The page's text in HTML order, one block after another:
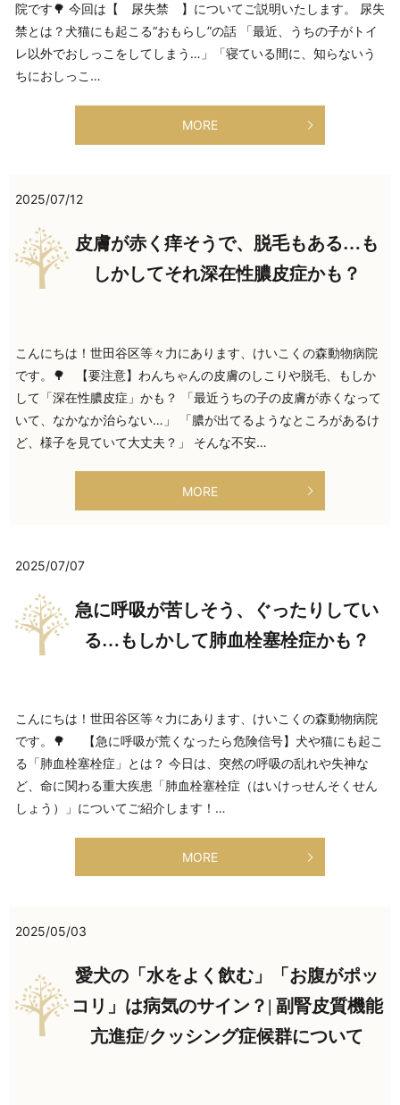
院です🌳 今回は【 尿失禁 】についてご説明いたします。 尿失
禁とは？犬猫にも起こる“おもらし”の話 「最近、うちの子がトイ
レ以外でおしっこをしてしまう…」「寝ている間に、知らないう
ちにおしっこ…
MORE
2025/07/12
皮膚が赤く痒そうで、脱毛もある…も
しかしてそれ深在性膿皮症かも？
こんにちは！世田谷区等々力にあります、けいこくの森動物病院
です。🌳 【要注意】わんちゃんの皮膚のしこりや脱毛、もしか
して「深在性膿皮症」かも？ 「最近うちの子の皮膚が赤くなって
いて、なかなか治らない…」 「膿が出てるようなところがあるけ
ど、様子を見ていて大丈夫？」 そんな不安…
MORE
2025/07/07
急に呼吸が苦しそう、ぐったりしてい
る…もしかして肺血栓塞栓症かも？
こんにちは！世田谷区等々力にあります、けいこくの森動物病院
です。🌳 【急に呼吸が荒くなったら危険信号】犬や猫にも起こ
る「肺血栓塞栓症」とは？ 今日は、突然の呼吸の乱れや失神な
ど、命に関わる重大疾患「肺血栓塞栓症（はいけっせんそくせん
しょう）」についてご紹介します！…
MORE
2025/05/03
愛犬の「水をよく飲む」「お腹がポッ
コリ」は病気のサイン？| 副腎皮質機能
亢進症/クッシング症候群について